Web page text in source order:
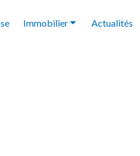
Immobilier Actualités